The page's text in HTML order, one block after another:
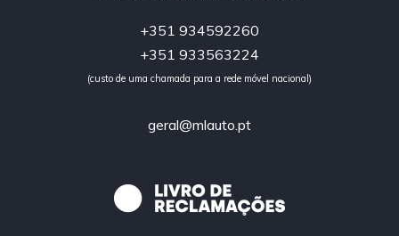
+351 934592260
+351 933563224
(custo de uma chamada para a rede móvel nacional)
geral@mlauto.pt